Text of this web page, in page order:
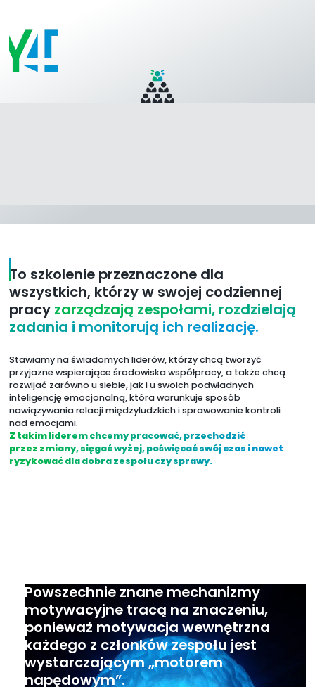
To szkolenie przeznaczone dla
wszystkich, którzy w swojej codziennej
pracy zarządzają zespołami, rozdzielają
zadania i monitorują ich realizację.
Stawiamy na świadomych liderów, którzy chcą tworzyć
przyjazne wspierające środowiska współpracy, a także chcą
rozwijać zarówno u siebie, jak i u swoich podwładnych
inteligencję emocjonalną, która warunkuje sposób
nawiązywania relacji międzyludzkich i sprawowanie kontroli
nad emocjami.
Z takim liderem chcemy pracować, przechodzić
przez zmiany, sięgać wyżej, poświęcać swój czas i nawet
ryzykować dla dobra zespołu czy sprawy.
Powszechnie znane mechanizmy
motywacyjne tracą na znaczeniu,
ponieważ motywacja wewnętrzna
każdego z członków zespołu jest
wystarczającym „motorem
napędowym”.